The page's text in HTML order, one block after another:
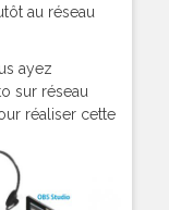
au réseau
ayez
sur réseau
réaliser cette